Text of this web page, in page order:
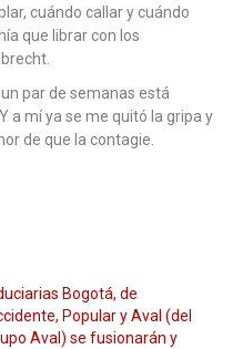
cuándo callar y cuándo
que librar con los
par de semanas está
a mí ya se me quitó la gripa y
de que la contagie.
Bogotá, de
Popular y Aval (del
Aval) se fusionarán y